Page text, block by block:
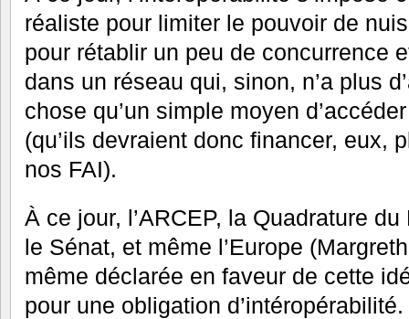
réaliste pour limiter le pouvoir de
pour rétablir un peu de concurrence
dans un réseau qui, sinon, n’a plus
chose qu’un simple moyen
(qu’ils devraient donc financer, eux,
nos FAI).
À ce jour, l’ARCEP, la Quadrature du
le Sénat, et même l’Europe
même déclarée en faveur de cette
pour une obligation